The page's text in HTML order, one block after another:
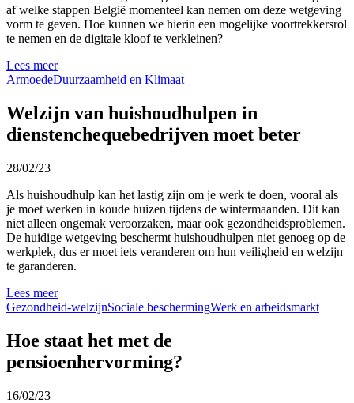
af welke stappen België momenteel kan nemen om deze wetgeving
vorm te geven. Hoe kunnen we hierin een mogelijke voortrekkersrol
te nemen en de digitale kloof te verkleinen?
Lees meer
ArmoedeDuurzaamheid en Klimaat
Welzijn van huishoudhulpen in
dienstenchequebedrijven moet beter
28/02/23
Als huishoudhulp kan het lastig zijn om je werk te doen, vooral als
je moet werken in koude huizen tijdens de wintermaanden. Dit kan
niet alleen ongemak veroorzaken, maar ook gezondheidsproblemen.
De huidige wetgeving beschermt huishoudhulpen niet genoeg op de
werkplek, dus er moet iets veranderen om hun veiligheid en welzijn
te garanderen.
Lees meer
Gezondheid-welzijnSociale beschermingWerk en arbeidsmarkt
Hoe staat het met de
pensioenhervorming?
16/02/23